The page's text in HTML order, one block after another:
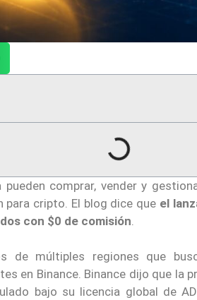
comprar, vender y
para cripto. El blog dice que el
con $0 de comisión
de múltiples regiones que
en Binance. Binance dijo que la
bajo su licencia global de